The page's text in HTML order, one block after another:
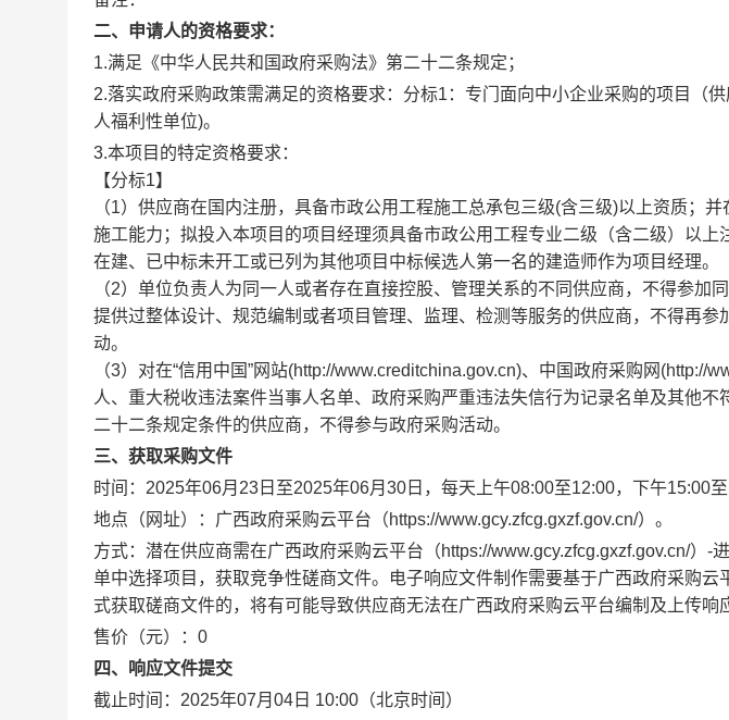
二、申请人的资格要求：
1.满足《中华人民共和国政府采购法》第二十二条规定；
2.落实政府采购政策需满足的资格要求： 分标1：专门面向中小企业采购的项目（
人福利性单位)。
3.本项目的特定资格要求：
【分标1】
（1）供应商在国内注册，具备市政公用工程施工总承包三级(含三级)以上资质；
施工能力；拟投入本项目的项目经理须具备市政公用工程专业二级（含二级）以上
在建、已中标未开工或已列为其他项目中标候选人第一名的建造师作为项目经理。
（2）单位负责人为同一人或者存在直接控股、管理关系的不同供应商，不得参加
提供过整体设计、规范编制或者项目管理、监理、检测等服务的供应商，不得再参
动。
（3）对在“信用中国”网站(http://www.creditchina.gov.cn)、中国政府采购网(http://
人、重大税收违法案件当事人名单、政府采购严重违法失信行为记录名单及其他
二十二条规定条件的供应商，不得参与政府采购活动。
三、获取采购文件
时间： 2025年06月23日 至2025年06月30日 ，每天上午08:00至12:00，下午15:00
地点（网址）： 广西政府采购云平台（https://www.gcy.zfcg.gxzf.gov.cn/）。
方式： 潜在供应商需在广西政府采购云平台（https://www.gcy.zfcg.gxzf.gov.cn/）-
单中选择项目，获取竞争性磋商文件。电子响应文件制作需要基于广西政府采购云
式获取磋商文件的，将有可能导致供应商无法在广西政府采购云平台编制及上传响
售价（元）： 0
四、响应文件提交
截止时间： 2025年07月04日 10:00 （北京时间）